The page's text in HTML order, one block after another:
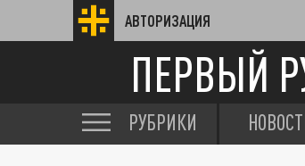
АВТОРИЗАЦИЯ
ПЕРВЫЙ
РУБРИКИ